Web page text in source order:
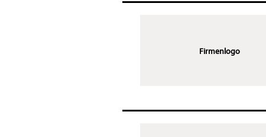
Firmenlogo